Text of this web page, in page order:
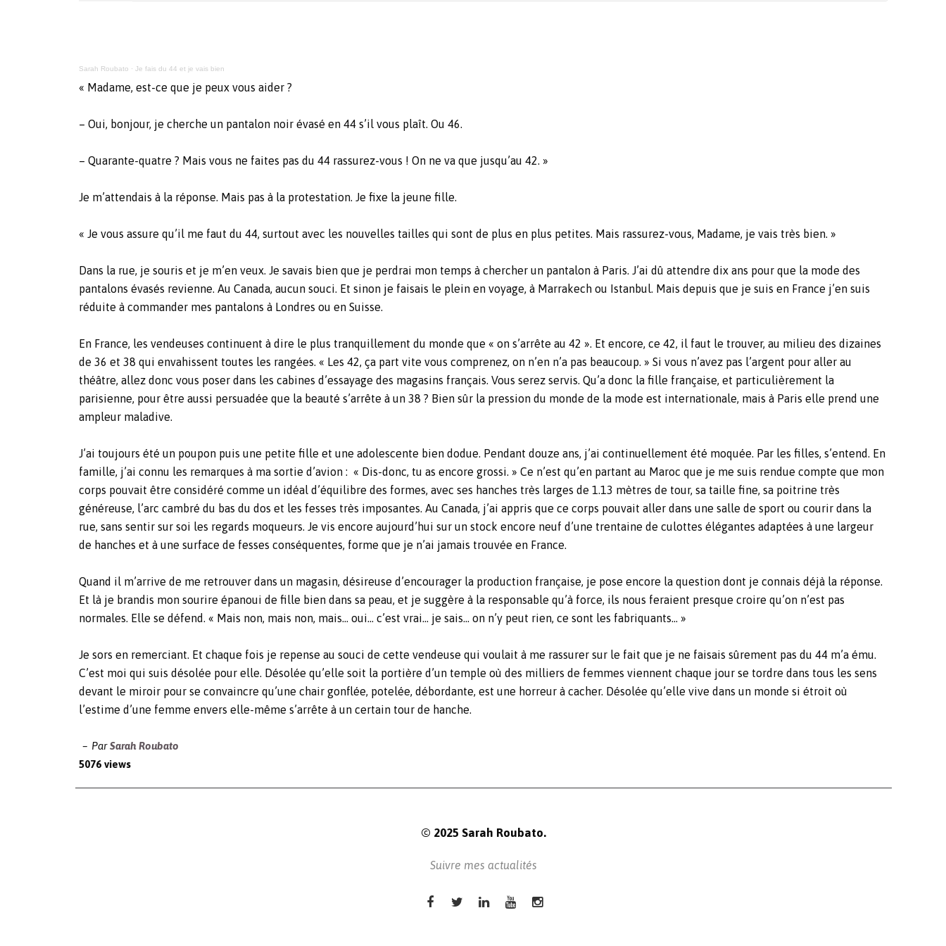
Sarah Roubato · Je fais du 44 et je vais bien
« Madame, est-ce que je peux vous aider ?
– Oui, bonjour, je cherche un pantalon noir évasé en 44 s’il vous plaît. Ou 46.
– Quarante-quatre ? Mais vous ne faites pas du 44 rassurez-vous ! On ne va que jusqu’au 42. »
Je m’attendais à la réponse. Mais pas à la protestation. Je fixe la jeune fille.
« Je vous assure qu’il me faut du 44, surtout avec les nouvelles tailles qui sont de plus en plus petites. Mais rassurez-vous, Madame, je vais très bien. »
Dans la rue, je souris et je m’en veux. Je savais bien que je perdrai mon temps à chercher un pantalon à Paris. J’ai dû attendre dix ans pour que la mode des
pantalons évasés revienne. Au Canada, aucun souci. Et sinon je faisais le plein en voyage, à Marrakech ou Istanbul. Mais depuis que je suis en France j’en suis
réduite à commander mes pantalons à Londres ou en Suisse.
En France, les vendeuses continuent à dire le plus tranquillement du monde que « on s’arrête au 42 ». Et encore, ce 42, il faut le trouver, au milieu des dizaines
de 36 et 38 qui envahissent toutes les rangées. « Les 42, ça part vite vous comprenez, on n’en n’a pas beaucoup. » Si vous n’avez pas l’argent pour aller au
théâtre, allez donc vous poser dans les cabines d’essayage des magasins français. Vous serez servis. Qu’a donc la fille française, et particulièrement la
parisienne, pour être aussi persuadée que la beauté s’arrête à un 38 ? Bien sûr la pression du monde de la mode est internationale, mais à Paris elle prend une
ampleur maladive.
J’ai toujours été un poupon puis une petite fille et une adolescente bien dodue. Pendant douze ans, j’ai continuellement été moquée. Par les filles, s’entend. En
famille, j’ai connu les remarques à ma sortie d’avion : « Dis-donc, tu as encore grossi. » Ce n’est qu’en partant au Maroc que je me suis rendue compte que mon
corps pouvait être considéré comme un idéal d’équilibre des formes, avec ses hanches très larges de 1.13 mètres de tour, sa taille fine, sa poitrine très
généreuse, l’arc cambré du bas du dos et les fesses très imposantes. Au Canada, j’ai appris que ce corps pouvait aller dans une salle de sport ou courir dans la
rue, sans sentir sur soi les regards moqueurs. Je vis encore aujourd’hui sur un stock encore neuf d’une trentaine de culottes élégantes adaptées à une largeur
de hanches et à une surface de fesses conséquentes, forme que je n’ai jamais trouvée en France.
Quand il m’arrive de me retrouver dans un magasin, désireuse d’encourager la production française, je pose encore la question dont je connais déjà la réponse.
Et là je brandis mon sourire épanoui de fille bien dans sa peau, et je suggère à la responsable qu’à force, ils nous feraient presque croire qu’on n’est pas
normales. Elle se défend. « Mais non, mais non, mais… oui… c’est vrai… je sais… on n’y peut rien, ce sont les fabriquants… »
Je sors en remerciant. Et chaque fois je repense au souci de cette vendeuse qui voulait à me rassurer sur le fait que je ne faisais sûrement pas du 44 m’a ému.
C’est moi qui suis désolée pour elle. Désolée qu’elle soit la portière d’un temple où des milliers de femmes viennent chaque jour se tordre dans tous les sens
devant le miroir pour se convaincre qu’une chair gonflée, potelée, débordante, est une horreur à cacher. Désolée qu’elle vive dans un monde si étroit où
l’estime d’une femme envers elle-même s’arrête à un certain tour de hanche.
ParSarah Roubato
5076 views
© 2025 Sarah Roubato.
Suivre mes actualités